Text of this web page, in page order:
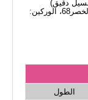
الطول: 165 سم، الصدر: 80 سم، الخصر68، الوركين:
الطول